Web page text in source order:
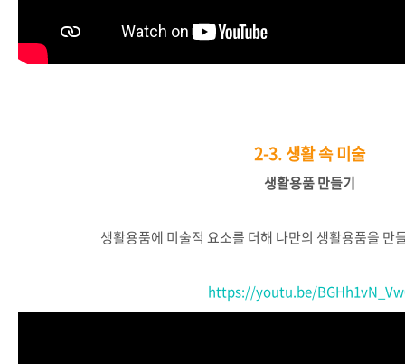
2-3.생활 속 미술
생활용품 만들기
생활용품에 미술적 요소를 더해 나만의 생활용품을 만
https://youtu.be/